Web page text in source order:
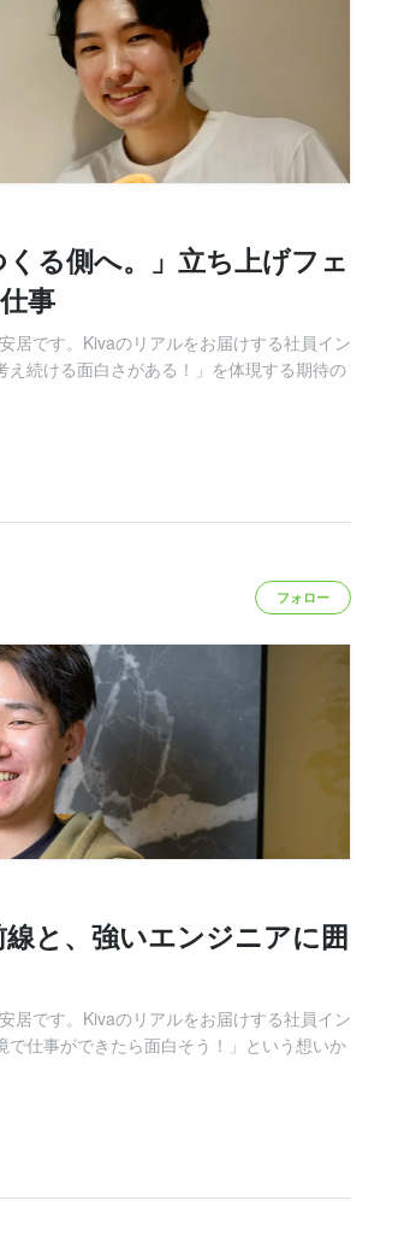
る側へ。」立ち上げフェ
事
です。Kivaのリアルをお届けする社員イン
続ける面白さがある！」を体現する期待の
フォロー
と、強いエンジニアに囲
です。Kivaのリアルをお届けする社員イン
仕事ができたら面白そう！」という想いか